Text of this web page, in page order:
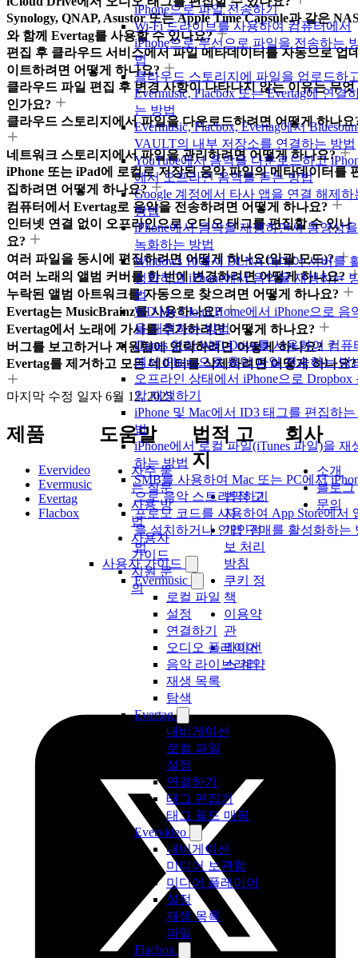
iPhone으로 파일 전송하기
Wi-Fi 드라이브를 사용하여 컴퓨터에서
iPhone으로 무선으로 파일을 전송하는
법
클라우드 스토리지에 파일을 업로드하
Evermusic, Flacbox 또는 Evertag에 연결
는 방법
Evermusic, Flacbox, Evertag에서
VAULT의 내부 저장소를 연결하는 방법
YouTube에서 음악을 다운로드하고
에서 오프라인 음악을 듣는 방법
Google 계정에서 타사 앱을 연결 해제하
방법
iPhone에서 음악을 재생하면서 동영상을
녹화하는 방법
Windows 10에서 DLNA 미디어 서버를
성화하고 iPhone에서 음악을 재생하는
법
WD My Cloud Home에서 iPhone으로 음
을 재생하는 방법
iTunes 없이 WiFi-Drive를 사용하여 컴퓨
에서 iPhone으로 음악 파일 전송하는 방
오프라인 상태에서 iPhone으로 Dropbox
악 재생하기
iPhone 및 Mac에서 ID3 태그를 편집하
법
iPhone에서 로컬 파일(iTunes 파일)을 재
하는 방법
SMB를 사용하여 Mac 또는 PC에서
으로 음악 스트리밍하기
프로모 코드를 사용하여 App Store에서
을 설치하거나 인앱 구매를 활성화하는
법
사용자 가이드
Evermusic
로컬 파일
설정
연결하기
오디오 플레이어
음악 라이브러리
재생 목록
탐색
Evertag
내비게이션
로컬 파일
설정
연결하기
태그 편집기
태그 필드 매핑
Evervideo
내비게이션
미디어 보관함
미디어 플레이어
설정
재생 목록
파일
Flacbox
Synology, QNAP, Asustor 또는 Apple Time Capsule과 같은
와 함께 Evertag를 사용할 수 있나요?
편집 후 클라우드 서비스에서 파일 메타데이터를 자동으로 업
이트하려면 어떻게 하나요?
클라우드 파일 편집 후 변경 사항이 나타나지 않는 이유는 무엇
인가요?
클라우드 스토리지에서 파일을 다운로드하려면 어떻게 하나요
네트워크 스토리지에서 파일을 관리하려면 어떻게 하나요?
iPhone 또는 iPad에 로컬로 저장된 음악 파일의 메타데이터를
집하려면 어떻게 하나요?
컴퓨터에서 Evertag로 음악을 전송하려면 어떻게 하나요?
인터넷 연결 없이 오프라인으로 오디오 태그를 편집할 수 있나
요?
여러 파일을 동시에 편집하려면 어떻게 하나요(일괄 모드)?
여러 노래의 앨범 커버를 한 번에 변경하려면 어떻게 하나요?
누락된 앨범 아트워크를 자동으로 찾으려면 어떻게 하나요?
Evertag는 MusicBrainz를 사용하나요?
Evertag에서 노래에 가사를 추가하려면 어떻게 하나요?
버그를 보고하거나 지원팀에 연락하려면 어떻게 하나요?
Evertag를 제거하고 모든 데이터를 삭제하려면 어떻게 하나요?
마지막 수정 일자 6월 12, 2025
제품
Evervideo
Evermusic
Evertag
Flacbox
도움말
자주 묻
는 질문
사용 방
법
사용자
가이드
지원 문
의
법적 고
지
법적 고
지
개인정
보 처리
방침
쿠키 정
책
이용약
관
라이선
스 계약
회사
소개
블로그
문의